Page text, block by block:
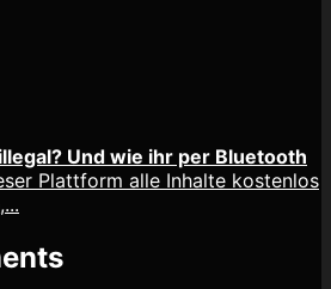
Und wie ihr per Bluetooth
Plattform alle Inhalte kostenlos